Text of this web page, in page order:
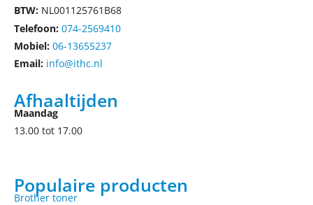
BTW: NL001125761B68
Telefoon: 074-2569410
Mobiel: 06-13655237
Email: info@ithc.nl
Afhaaltijden
Maandag
13.00 tot 17.00
Populaire producten
Brother toner